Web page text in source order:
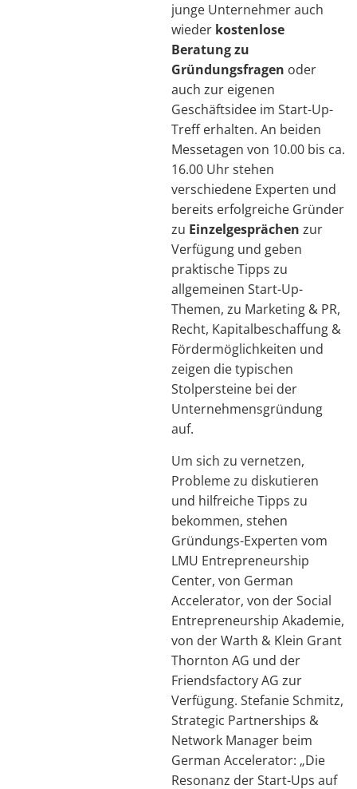
junge Unternehmer auch
wieder kostenlose
Beratung zu
Gründungsfragen oder
auch zur eigenen
Geschäftsidee im Start-Up-
Treff erhalten. An beiden
Messetagen von 10.00 bis ca.
16.00 Uhr stehen
verschiedene Experten und
bereits erfolgreiche Gründer
zu Einzelgesprächen zur
Verfügung und geben
praktische Tipps zu
allgemeinen Start-Up-
Themen, zu Marketing & PR,
Recht, Kapitalbeschaffung &
Fördermöglichkeiten und
zeigen die typischen
Stolpersteine bei der
Unternehmensgründung
auf.
Um sich zu vernetzen,
Probleme zu diskutieren
und hilfreiche Tipps zu
bekommen, stehen
Gründungs-Experten vom
LMU Entrepreneurship
Center, von German
Accelerator, von der Social
Entrepreneurship Akademie,
von der Warth & Klein Grant
Thornton AG und der
Friendsfactory AG zur
Verfügung. Stefanie Schmitz,
Strategic Partnerships &
Network Manager beim
German Accelerator: „Die
Resonanz der Start-Ups auf